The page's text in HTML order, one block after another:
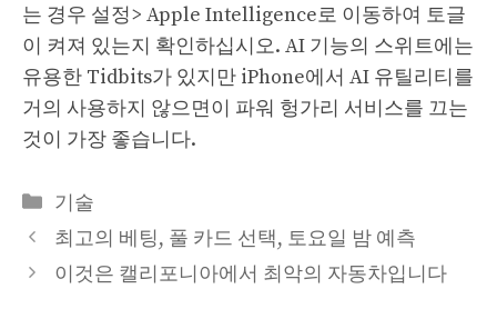
는 경우 설정> Apple Intelligence로 이동하여 토글
이 켜져 있는지 확인하십시오. AI 기능의 스위트에는
유용한 Tidbits가 있지만 iPhone에서 AI 유틸리티를
거의 사용하지 않으면이 파워 헝가리 서비스를 끄는
것이 가장 좋습니다.
Categories
기술
최고의 베팅, 풀 카드 선택, 토요일 밤 예측
이것은 캘리포니아에서 최악의 자동차입니다